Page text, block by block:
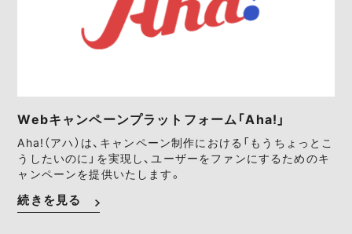
Webキャンペーンプラットフォーム「Aha!」
Aha!（アハ）は、キャンペーン制作における「もうちょっとこ
うしたいのに」を実現し、ユーザーをファンにするためのキ
ャンペーンを提供いたします。
続きを見る